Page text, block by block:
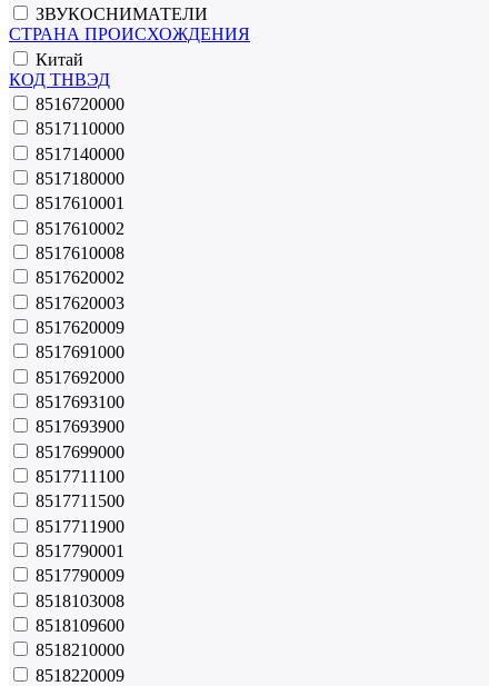
ЗВУКОСНИМАТЕЛИ
СТРАНА ПРОИСХОЖДЕНИЯ
Китай
КОД ТНВЭД
8516720000
8517110000
8517140000
8517180000
8517610001
8517610002
8517610008
8517620002
8517620003
8517620009
8517691000
8517692000
8517693100
8517693900
8517699000
8517711100
8517711500
8517711900
8517790001
8517790009
8518103008
8518109600
8518210000
8518220009